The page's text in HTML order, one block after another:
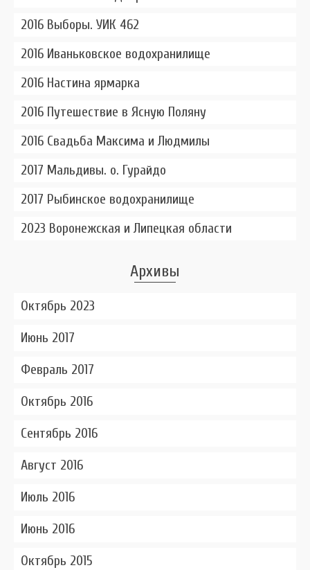
2016 Выборы. УИК 462
2016 Иваньковское водохранилище
2016 Настина ярмарка
2016 Путешествие в Ясную Поляну
2016 Свадьба Максима и Людмилы
2017 Мальдивы. о. Гурайдо
2017 Рыбинское водохранилище
2023 Воронежская и Липецкая области
Архивы
Октябрь 2023
Июнь 2017
Февраль 2017
Октябрь 2016
Сентябрь 2016
Август 2016
Июль 2016
Июнь 2016
Октябрь 2015